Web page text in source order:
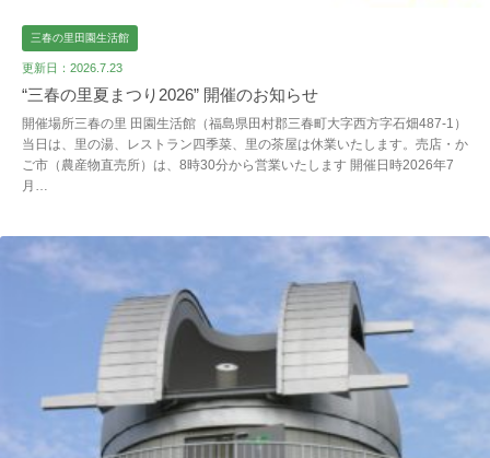
三春の里田園生活館
更新日：2026.7.23
“三春の里夏まつり2026” 開催のお知らせ
開催場所三春の里 田園生活館（福島県田村郡三春町大字西方字石畑487-1）
当日は、里の湯、レストラン四季菜、里の茶屋は休業いたします。売店・か
ご市（農産物直売所）は、8時30分から営業いたします 開催日時2026年7
月…